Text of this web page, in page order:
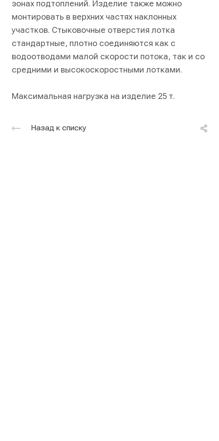
зонах подтоплений. Изделие также можно
монтировать в верхних частях наклонных
участков. Стыковочные отверстия лотка
стандартные, плотно соединяются как с
водоотводами малой скорости потока, так и со
средними и высокоскоростными лотками.
Максимальная нагрузка на изделие 25 т.
Назад к списку